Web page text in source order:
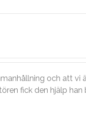
och att
fick den hjälp